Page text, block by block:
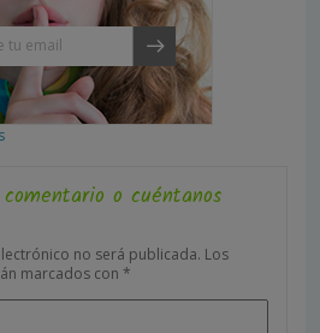
o cuéntanos
no será publicada. Los
marcados con *